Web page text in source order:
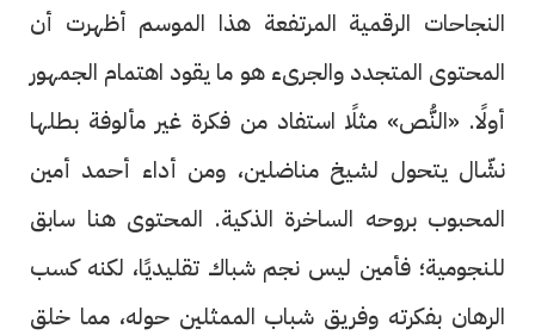
النجاحات الرقمية المرتفعة هذا الموسم أظهرت أن
المحتوى المتجدد والجرىء هو ما يقود اهتمام الجمهور
أولًا. «النُّص» مثلًا استفاد من فكرة غير مألوفة بطلها
نشّال يتحول لشيخ مناضلين، ومن أداء أحمد أمين
المحبوب بروحه الساخرة الذكية. المحتوى هنا سابق
للنجومية؛ فأمين ليس نجم شباك تقليديًا، لكنه كسب
الرهان بفكرته وفريق شباب الممثلين حوله، مما خلق